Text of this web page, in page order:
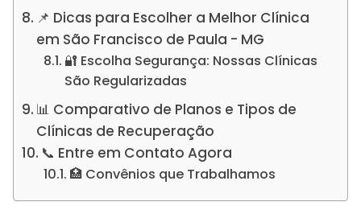
📌 Dicas para Escolher a Melhor Clínica
em São Francisco de Paula - MG
🔐 Escolha Segurança: Nossas Clínicas
São Regularizadas
📊 Comparativo de Planos e Tipos de
Clínicas de Recuperação
📞 Entre em Contato Agora
🏥 Convênios que Trabalhamos